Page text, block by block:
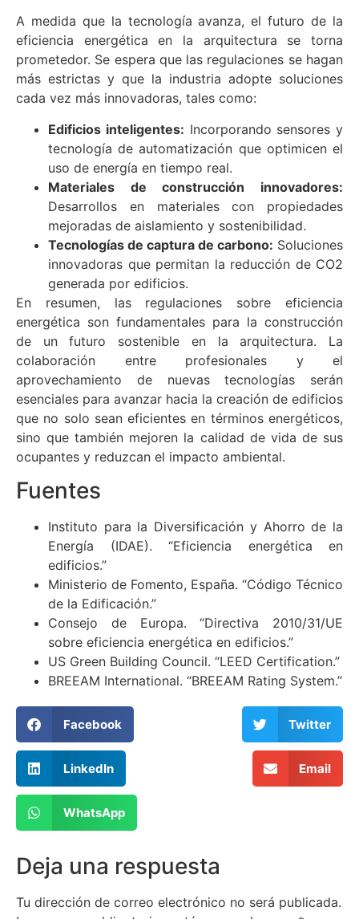
A medida que la tecnología avanza, el futuro de la
eficiencia energética en la arquitectura se torna
prometedor. Se espera que las regulaciones se hagan
más estrictas y que la industria adopte soluciones
cada vez más innovadoras, tales como:
Edificios inteligentes: Incorporando sensores y
tecnología de automatización que optimicen el
uso de energía en tiempo real.
Materiales de construcción innovadores:
Desarrollos en materiales con propiedades
mejoradas de aislamiento y sostenibilidad.
Tecnologías de captura de carbono: Soluciones
innovadoras que permitan la reducción de CO2
generada por edificios.
En resumen, las regulaciones sobre eficiencia
energética son fundamentales para la construcción
de un futuro sostenible en la arquitectura. La
colaboración entre profesionales y el
aprovechamiento de nuevas tecnologías serán
esenciales para avanzar hacia la creación de edificios
que no solo sean eficientes en términos energéticos,
sino que también mejoren la calidad de vida de sus
ocupantes y reduzcan el impacto ambiental.
Fuentes
Instituto para la Diversificación y Ahorro de la
Energía (IDAE). “Eficiencia energética en
edificios.”
Ministerio de Fomento, España. “Código Técnico
de la Edificación.”
Consejo de Europa. “Directiva 2010/31/UE
sobre eficiencia energética en edificios.”
US Green Building Council. “LEED Certification.”
BREEAM International. “BREEAM Rating System.”
Facebook Twitter
LinkedIn Email
WhatsApp
Deja una respuesta
Tu dirección de correo electrónico no será publicada.